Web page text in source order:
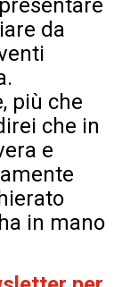
da
più che
che in
e
in mano